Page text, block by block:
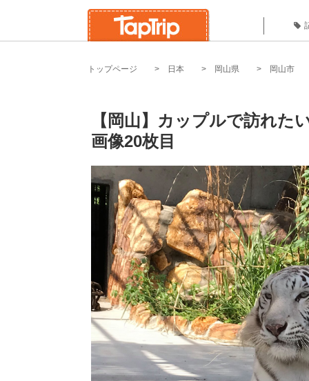
トップページ 日本 岡山県 岡山市
【岡山】カップルで訪れ
画像20枚目